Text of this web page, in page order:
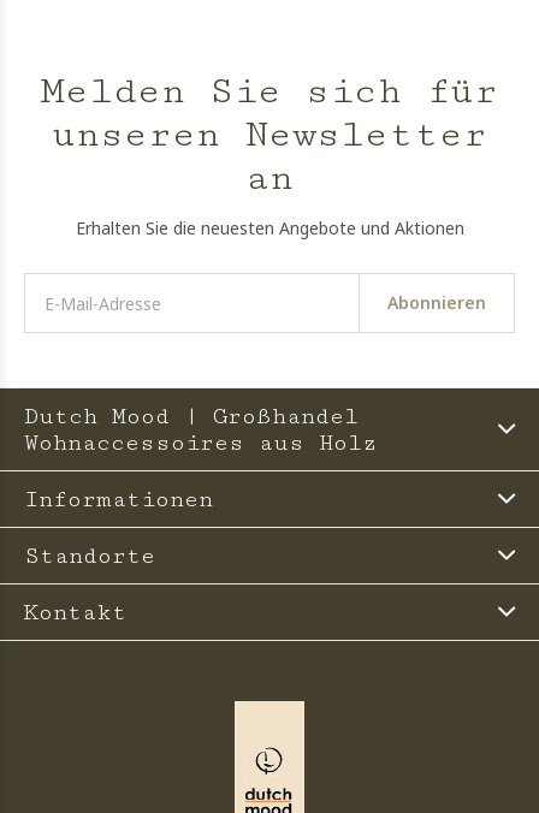
Melden Sie sich für
unseren Newsletter
an
Erhalten Sie die neuesten Angebote und Aktionen
Abonnieren
Dutch Mood | Großhandel
Wohnaccessoires aus Holz
Informationen
Standorte
Kontakt